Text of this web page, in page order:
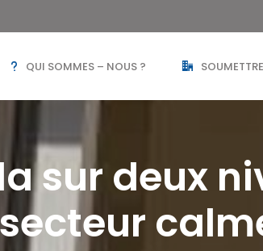
QUI SOMMES – NOUS ?
sur deux